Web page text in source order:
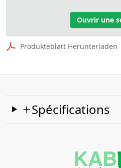
Ouvrir une
Produkteblatt Herunterladen
Spécifications